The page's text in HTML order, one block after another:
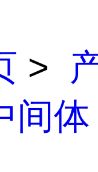
>
间体